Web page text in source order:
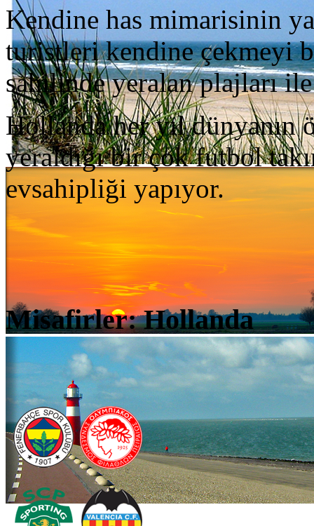
Kendine has mimarisinin
turistleri kendine çekmeyi
sahilinde yeralan plajları ile
Hollanda her yıl
yeraldığı bir çok futbol
evsahipliği yapıyor.
Misafirler: Hollanda